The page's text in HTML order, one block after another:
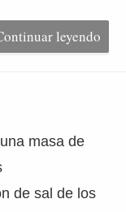
leyendo
masa de
de sal de los